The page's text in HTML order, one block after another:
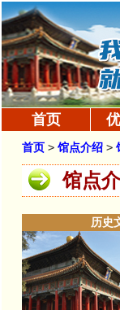
首页
首页 > 馆点介绍 >
馆点
历史